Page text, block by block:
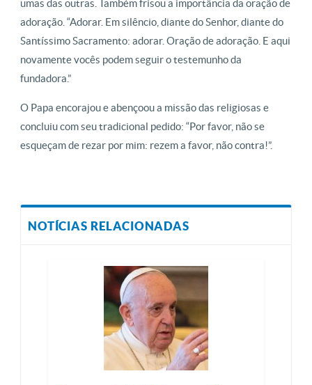
umas das outras. Também frisou a importância da oração de
adoração. “Adorar. Em silêncio, diante do Senhor, diante do
Santíssimo Sacramento: adorar. Oração de adoração. E aqui
novamente vocês podem seguir o testemunho da
fundadora.”
O Papa encorajou e abençoou a missão das religiosas e
concluiu com seu tradicional pedido: “Por favor, não se
esqueçam de rezar por mim: rezem a favor, não contra!”.
NOTÍCIAS RELACIONADAS